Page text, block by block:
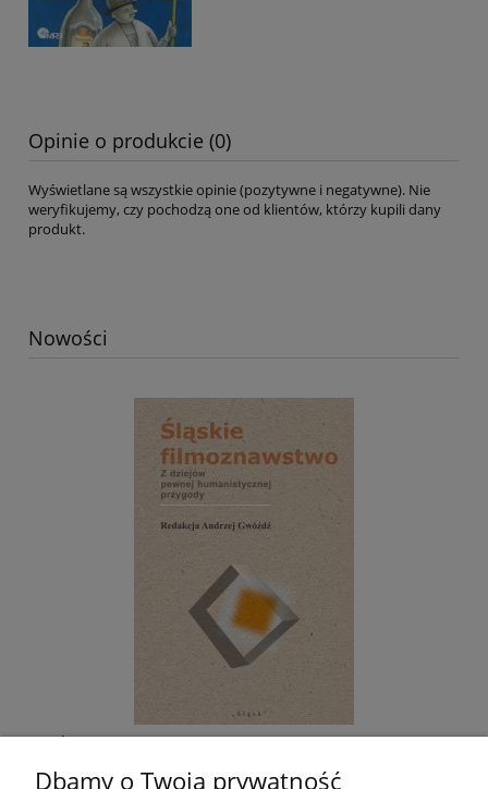
Opinie o produkcie (0)
Wyświetlane są wszystkie opinie (pozytywne i negatywne). Nie
weryfikujemy, czy pochodzą one od klientów, którzy kupili dany
produkt.
Nowości
Śląskie filmoznawstwo. Z dziejów pewnej
humanistycznej przygody
Dbamy o Twoją prywatność